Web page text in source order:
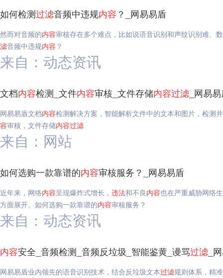
如何检测过滤音频中违规内容 ？_网易易盾
然而对音频的内容审核存在多个难点，比如说语音识别和声纹识别难、
滤音频中违规内容 ？
来自：动态资讯
文档内容检测_文件内容审核_文件存储内容过滤 _网易
网易易盾文档内容检测解决方案，智能解析文件中的文本和图片，检测并
容审核，文件存储内容过滤
来自：网站
如何选购一款靠谱的内容审核服务？_网易易盾
近年来，网络内容呈现爆炸式增长， 违法和不良内容也在严重威胁网络
方面展开。如何选购一款靠谱的内容审核服务？
来自：动态资讯
内容安全_音频检测_音频反垃圾_智能鉴黄_谩骂过滤 _
网易易盾业内领先的语音识别技术，结合反垃圾文本过滤规则体系，精